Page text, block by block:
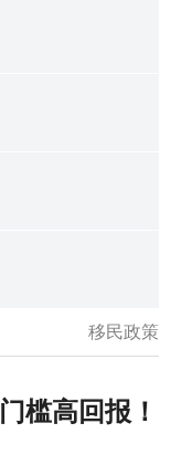
移民政策
槛高回报！